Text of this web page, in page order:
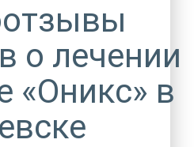
о лечении
«Оникс» в